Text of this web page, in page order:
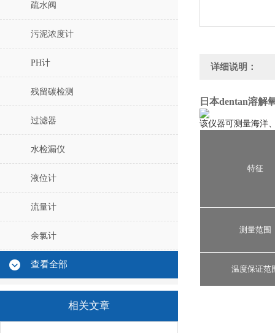
疏水阀
污泥浓度计
PH计
残留碳检测
过滤器
水检漏仪
液位计
流量计
余氯计
查看全部
相关文章
详细说明：
日本dentan溶解
该仪器可测量海洋
特征
测量范围
温度保证范